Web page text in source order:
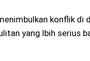
konflik di
yang lbih serius